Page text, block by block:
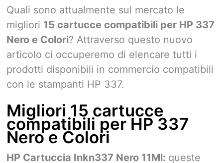
Quali sono attualmente sul mercato le
migliori 15 cartucce compatibili per HP 337
Nero e Colori? Attraverso questo nuovo
articolo ci occuperemo di elencare tutti i
prodotti disponibili in commercio compatibili
con le stampanti HP 337.
Migliori 15 cartucce
compatibili per HP 337
Nero e Colori
HP Cartuccia Inkn337 Nero 11Ml: queste